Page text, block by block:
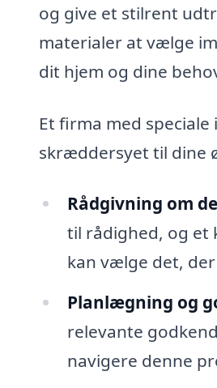
og give et stilrent
materialer at vælge
dit hjem og dine
Et firma med
skræddersyet til dine
Rådgivning om
til rådighed, og et
kan vælge det,
Planlægning og
relevante
navigere denne